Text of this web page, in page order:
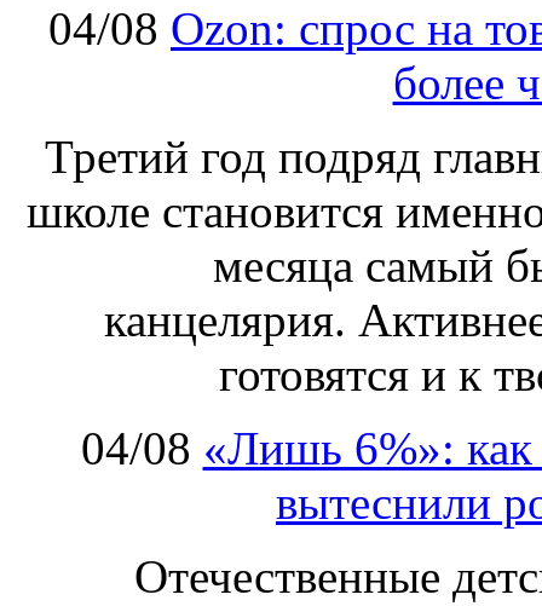
04/08 Ozon: спрос на
более
Третий год подряд
школе становится
месяца самый
канцелярия.
готовятся и к
04/08 «Лишь 6%»: как
вытеснили
Отечественные